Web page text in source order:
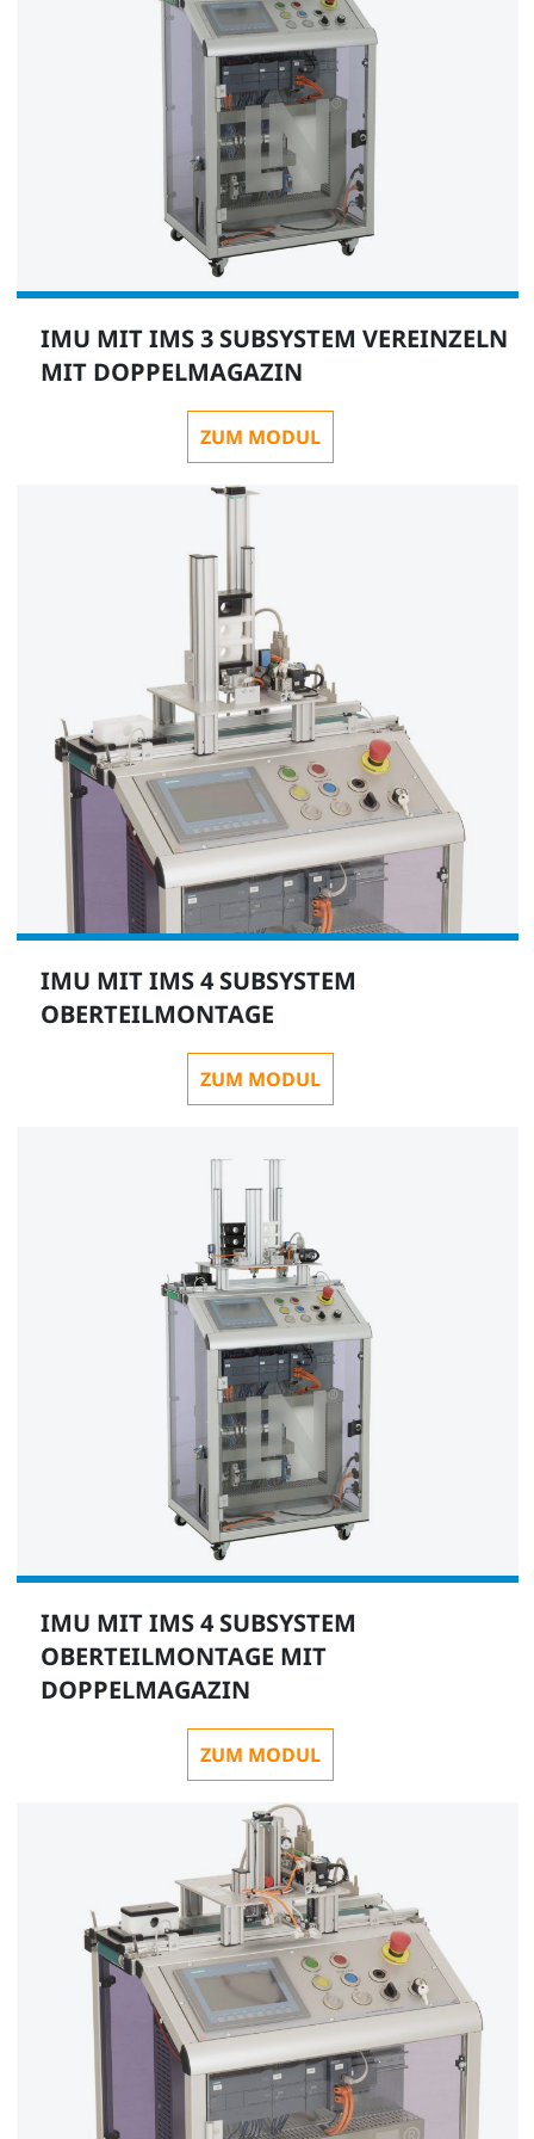
Verdichter, geräuscharm (Kompressor)
SE2902-9L
Schlauch- und Zubehörsatz für mechatronische
Inbusschlüsselsatz
LM9716
Membrantrockner IDG3 mit Schnellkupplung u.
Filter AF20 mit Wasserabscheider
LM9671
IMU MIT IMS 3 SUBSYSTEM VEREINZELN
MIT DOPPELMAGAZIN
ZUM MODUL
IMU MIT IMS 4 SUBSYSTEM
OBERTEILMONTAGE
ZUM MODUL
IMU MIT IMS 4 SUBSYSTEM
OBERTEILMONTAGE MIT
DOPPELMAGAZIN
ZUM MODUL